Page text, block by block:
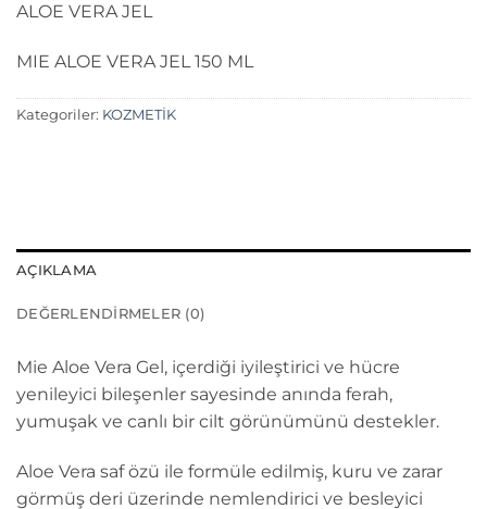
ALOE VERA JEL
MIE ALOE VERA JEL 150 ML
Kategoriler: KOZMETİK
AÇIKLAMA
DEĞERLENDIRMELER (0)
Mie Aloe Vera Gel, içerdiği iyileştirici ve hücre
yenileyici bileşenler sayesinde anında ferah,
yumuşak ve canlı bir cilt görünümünü destekler.
Aloe Vera saf özü ile formüle edilmiş, kuru ve zarar
görmüş deri üzerinde nemlendirici ve besleyici